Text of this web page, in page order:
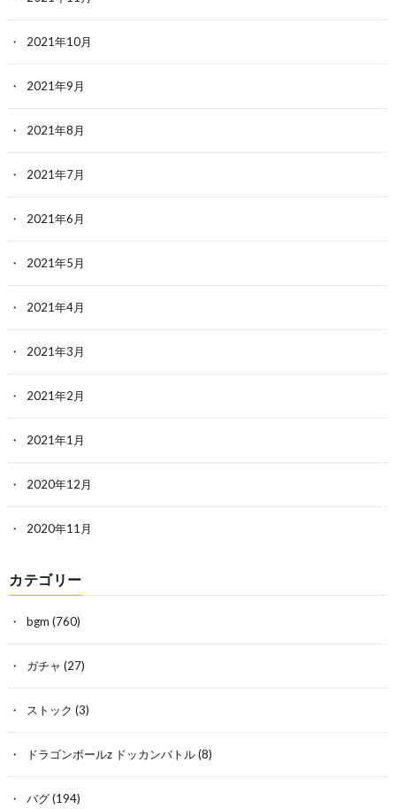
2021年10月
2021年9月
2021年8月
2021年7月
2021年6月
2021年5月
2021年4月
2021年3月
2021年2月
2021年1月
2020年12月
2020年11月
カテゴリー
bgm (760)
ガチャ (27)
ストック (3)
ドラゴンボールz ドッカンバトル(8)
バグ(194)